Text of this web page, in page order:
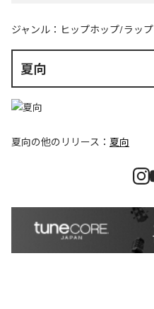
ジャンル： ヒップホップ/ラップ
夏向
夏向の他のリリース： 夏向